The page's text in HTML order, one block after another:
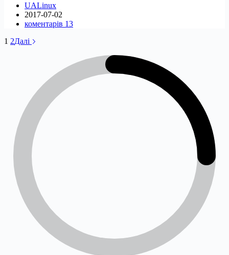
16.1(Видео)
UALinux
2017-07-02
коментарів 13
1 2Далі